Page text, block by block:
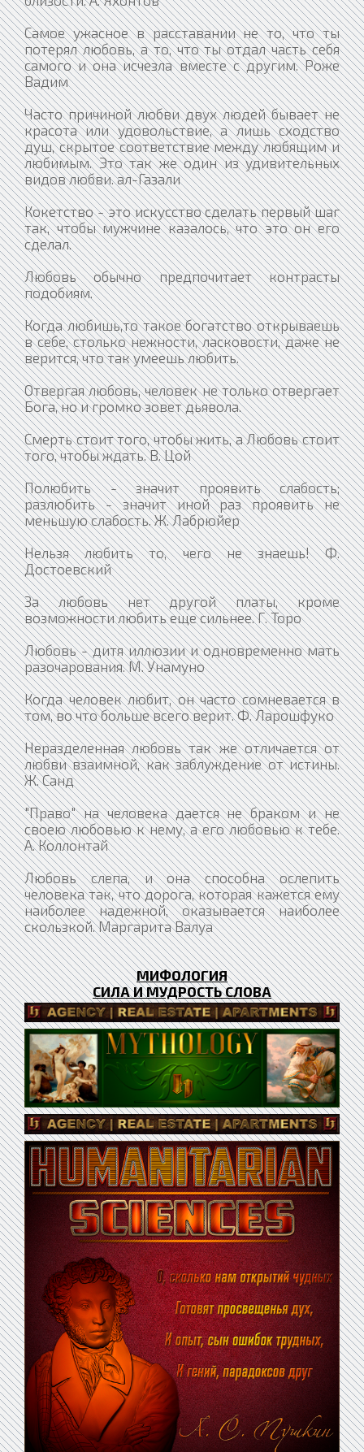
Самое ужасное в расставании не то, что ты
потерял любовь, а то, что ты отдал часть себя
самого и она исчезла вместе с другим. Роже
Вадим
Часто причиной любви двух людей бывает не
красота или удовольствие, а лишь сходство
душ, скрытое соответствие между любящим и
любимым. Это так же один из удивительных
видов любви. ал-Газали
Кокетство - это искусство сделать первый шаг
так, чтобы мужчине казалось, что это он его
сделал.
Любовь обычно предпочитает контрасты
подобиям.
Когда любишь,то такое богатство открываешь
в себе, столько нежности, ласковости, даже не
верится, что так умеешь любить.
Отвергая любовь, человек не только отвергает
Бога, но и громко зовет дьявола.
Смерть стоит того, чтобы жить, а Любовь стоит
того, чтобы ждать. В. Цой
Полюбить - значит проявить слабость;
разлюбить - значит иной раз проявить не
меньшую слабость. Ж. Лабрюйер
Нельзя любить то, чего не знаешь! Ф.
Достоевский
За любовь нет другой платы, кроме
возможности любить еще сильнее. Г. Торо
Любовь - дитя иллюзии и одновременно мать
разочарования. М. Унамуно
Когда человек любит, он часто сомневается в
том, во что больше всего верит. Ф. Ларошфуко
Неразделенная любовь так же отличается от
любви взаимной, как заблуждение от истины.
Ж. Санд
"Право" на человека дается не браком и не
своею любовью к нему, а его любовью к тебе.
А. Коллонтай
Любовь слепа, и она способна ослепить
человека так, что дорога, которая кажется ему
наиболее надежной, оказывается наиболее
скользкой. Маргарита Валуа
МИФОЛОГИЯ
СИЛА И МУДРОСТЬ СЛОВА